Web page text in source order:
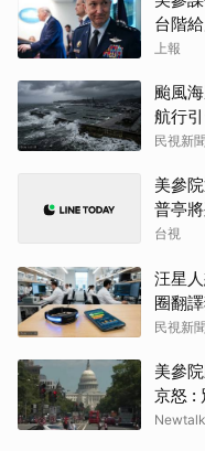
台階
上報
颱風
航行
民視新
美參
普亭
台視
汪星
圈翻
民視新
美參
京怒 :
Newtalk